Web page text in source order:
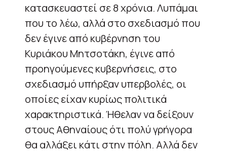
κατασκευαστεί σε 8 χρόνια. Λυπάμαι
που το λέω, αλλά στο σχεδιασμό που
δεν έγινε από κυβέρνηση του
Κυριάκου Μητσοτάκη, έγινε από
προηγούμενες κυβερνήσεις, στο
σχεδιασμό υπήρξαν υπερβολές, οι
οποίες είχαν κυρίως πολιτικά
χαρακτηριστικά. Ήθελαν να δείξουν
στους Αθηναίους ότι πολύ γρήγορα
θα αλλάξει κάτι στην πόλη. Αλλά δεν